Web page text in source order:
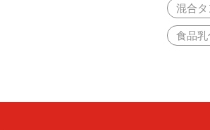
混合タ
食品